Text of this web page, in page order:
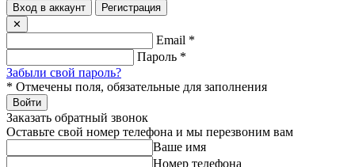
Вход в аккаунт
Регистрация
✕
Email *
Пароль *
Забыли свой пароль?
* Отмечены поля, обязательные для заполнения
Войти
Заказать обратный звонок
Оставьте свой номер телефона и мы перезвоним вам
Ваше имя
Номер телефона